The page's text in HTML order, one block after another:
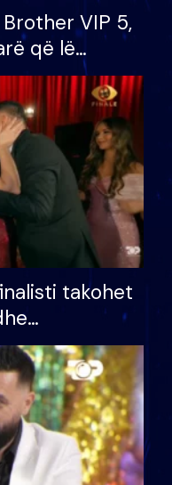
VIP 5,
që lë
për
takohet
ndonjë letër